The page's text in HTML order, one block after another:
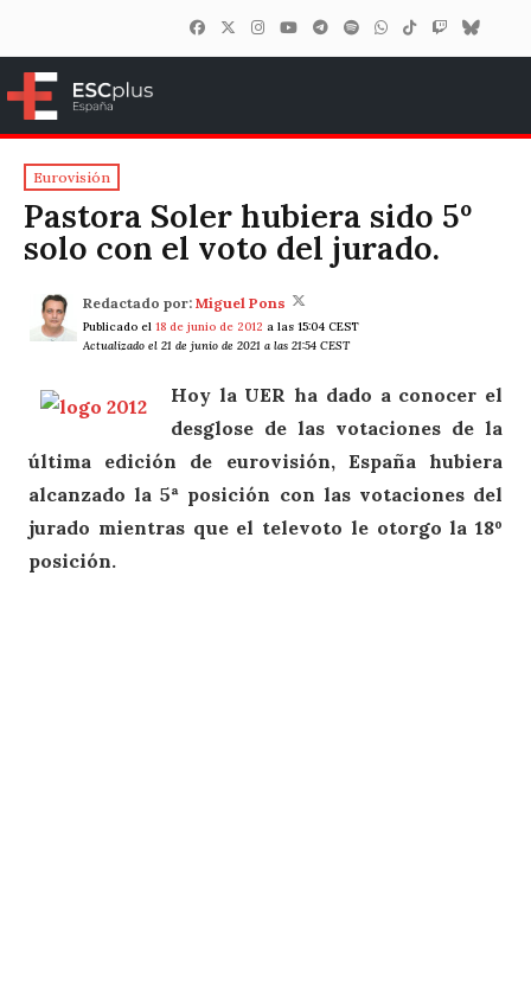
ESCplus España
Eurovisión
Pastora Soler hubiera sido 5º
solo con el voto del jurado.
Redactado por: Miguel Pons
Publicado el 18 de junio de 2012 a las 15:04 CEST
Actualizado el 21 de junio de 2021 a las 21:54 CEST
Hoy la UER ha dado a conocer el
desglose de las votaciones de la
última edición de eurovisión, España hubiera
alcanzado la 5ª posición con las votaciones del
jurado mientras que el televoto le otorgo la 18º
posición.